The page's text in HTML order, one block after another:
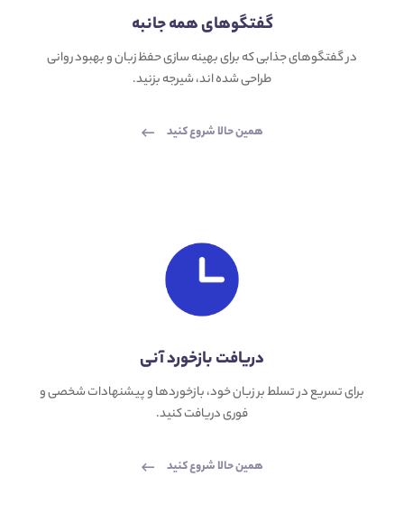
گفتگوهای همه جانبه
در گفتگوهای جذابی که برای بهینه سازی حفظ زبان و بهبود روانی
طراحی شده اند، شیرجه بزنید.
همین حالا شروع کنید
دریافت بازخورد آنی
برای تسریع در تسلط بر زبان خود، بازخوردها و پیشنهادات شخصی و
فوری دریافت کنید.
همین حالا شروع کنید